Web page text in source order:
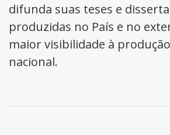
difunda suas teses e
produzidas no País e no
maior visibilidade à
nacional.